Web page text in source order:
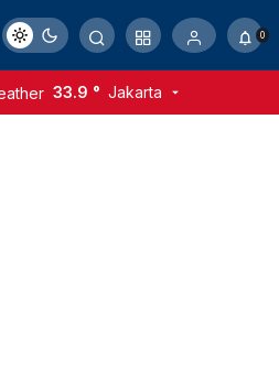
0
33.9 ° Jakarta